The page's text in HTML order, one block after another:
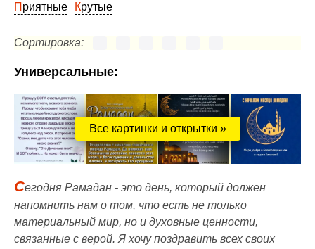
Приятные
Крутые
Сортировка:
Универсальные:
Все картинки и открытки »
Сегодня Рамадан - это день, который должен
напомнить нам о том, что есть не только
материальный мир, но и духовные ценности,
связанные с верой. Я хочу поздравить всех своих